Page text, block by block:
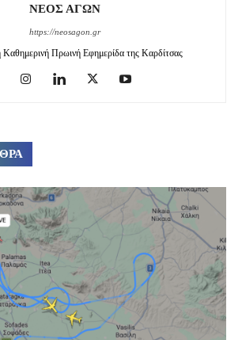
ΝΕΟΣ ΑΓΩΝ
https://neosagon.gr
Πρωινή Εφημερίδα της Καρδίτσας